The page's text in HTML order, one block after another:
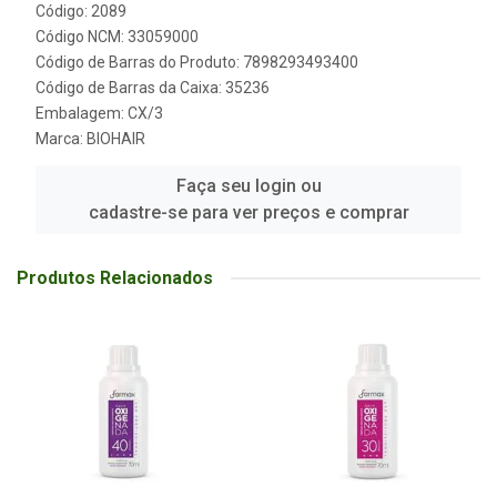
Código: 2089
Código NCM: 33059000
Código de Barras do Produto: 7898293493400
Código de Barras da Caixa: 35236
Embalagem: CX/3
Marca: BIOHAIR
Faça seu login ou
cadastre-se para ver preços e comprar
Produtos Relacionados